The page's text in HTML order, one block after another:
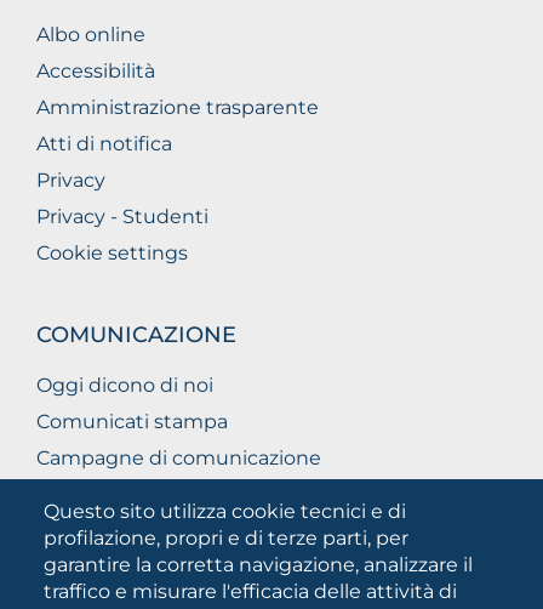
Questo sito utilizza cookie tecnici e di
profilazione, propri e di terze parti, per
garantire la corretta navigazione, analizzare il
traffico e misurare l'efficacia delle attività di
Albo online
Accessibilità
Amministrazione trasparente
Atti di notifica
Privacy
Privacy - Studenti
Cookie settings
COMUNICAZIONE
Oggi dicono di noi
Comunicati stampa
Campagne di comunicazione
Unifg Mag
Manuale di identità visiva
Facts and figures